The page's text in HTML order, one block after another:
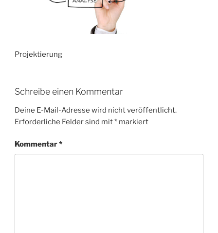
Projektierung
Schreibe einen Kommentar
Deine E-Mail-Adresse wird nicht veröffentlicht.
Erforderliche Felder sind mit* markiert
Kommentar*